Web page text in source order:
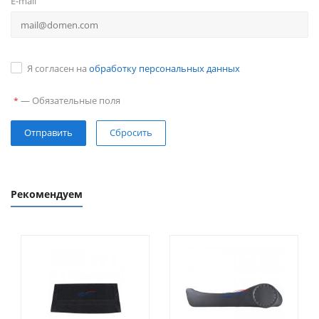
Я согласен на обработку персональных данных
* — Обязательные поля
Сбросить
Рекомендуем